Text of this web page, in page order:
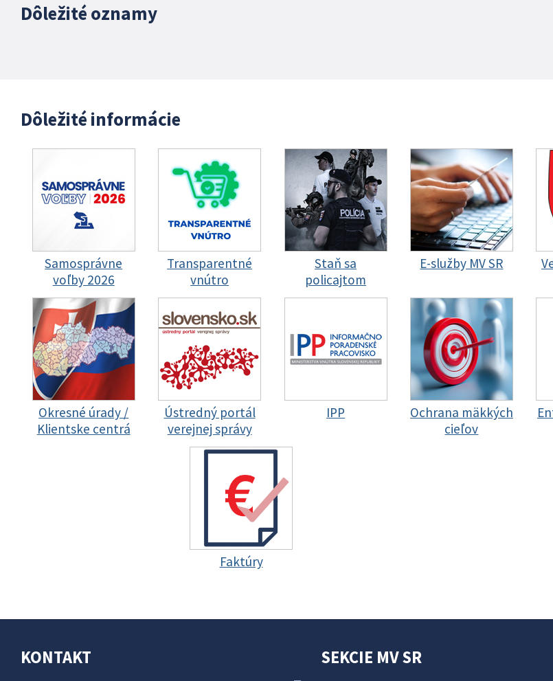
Dôležité oznamy
Dôležité informácie
Samosprávne
voľby 2026
Transparentné
vnútro
Staň sa
policajtom
E-služby MV SR
Okresné úrady /
Klientske centrá
Ústredný portál
verejnej správy
IPP
Ochrana mäkkých
cieľov
Faktúry
KONTAKT SEKCIE MV SR